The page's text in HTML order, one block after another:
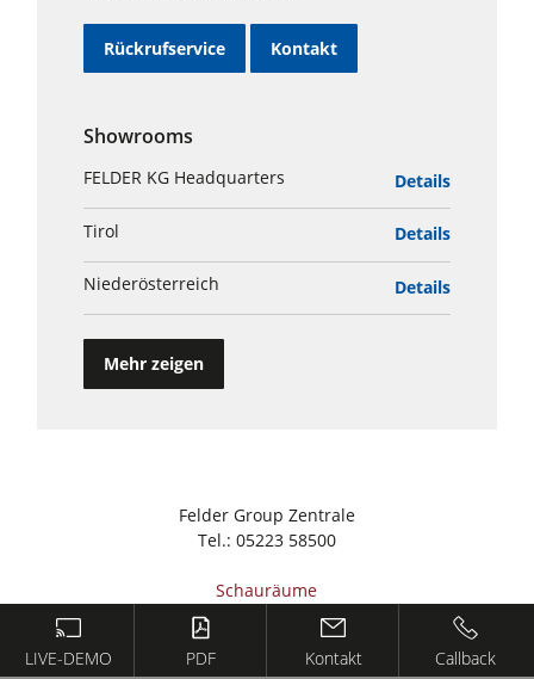
LIVE-DEMO PDF Kontakt Callback
Rückrufservice Kontakt
Showrooms
FELDER KG Headquarters Details
Tirol Details
Niederösterreich Details
Mehr zeigen
Felder Group Zentrale
Tel.: 05223 58500
Schauräume